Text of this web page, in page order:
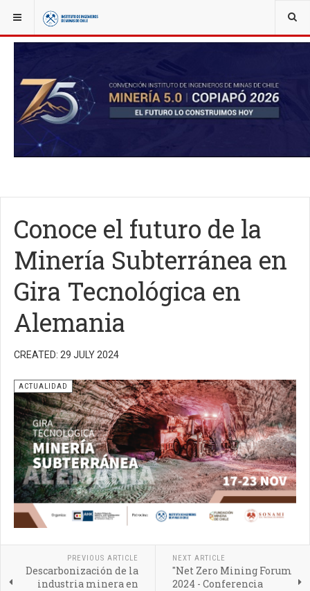
YOU ARE HERE: NOTICIAS
Conoce el futuro de la
Minería Subterránea en
Gira Tecnológica en
Alemania
CREATED: 29 JULY 2024
ACTUALIDAD
PREVIOUS ARTICLE
Descarbonización de la
industria minera en
NEXT ARTICLE
"Net Zero Mining Forum
2024 - Conferencia